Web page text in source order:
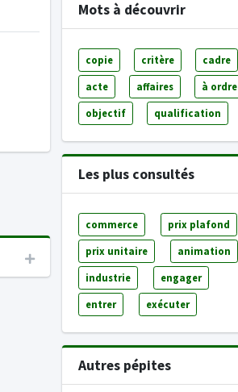
Mots à découvrir
copie critère cadre
acte affaires à ordre
objectif qualification
Les plus consultés
commerce prix plafond
prix unitaire animation
industrie engager
entrer exécuter
Autres pépites